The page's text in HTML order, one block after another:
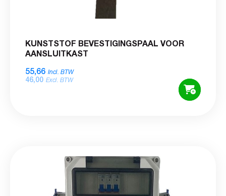
KUNSTSTOF BEVESTIGINGSPAAL VOOR
AANSLUITKAST
55,66 Incl. BTW
46,00 Excl. BTW